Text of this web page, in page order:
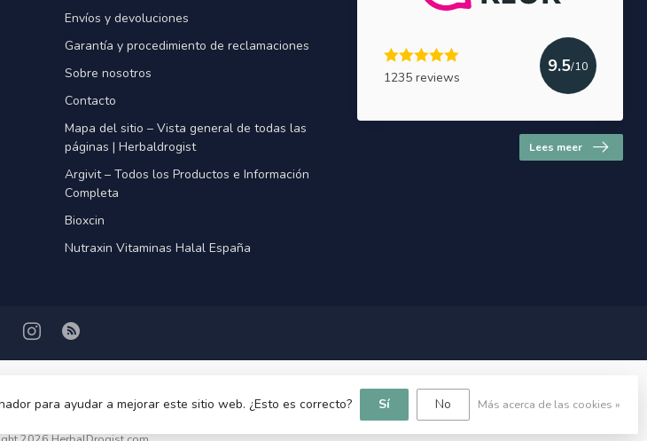
Envíos y devoluciones
Garantía y procedimiento de reclamaciones
Sobre nosotros
Contacto
Mapa del sitio – Vista general de todas las
páginas | Herbaldrogist
Argivit – Todos los Productos e Información
Completa
Bioxcin
Nutraxin Vitaminas Halal España
1235 reviews
9.5/10
Lees meer
para ayudar a mejorar este sitio web. ¿Esto es correcto? Sí No Más acerca de las cookies »